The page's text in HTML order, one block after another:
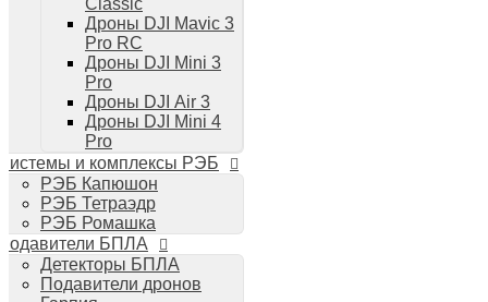
Аккумуляторы для дронов
Телевизоры
Телевизоры
Цифровая техника
Техника Apple
Телефоны iPhone
Планшеты iPad
Компьютеры Mac
Аудиотехника
Стайлеры для волос Dyson
Пылесосы Dyson
Аудио и видео DJI
Ручные камеры
Classic
Дроны DJI Mavic 3
Pro RC
Дроны DJI Mini 3
Pro
Дроны DJI Air 3
Дроны DJI Mini 4
Pro
и комплексы РЭБ
РЭБ Капюшон
РЭБ Тетраэдр
РЭБ Ромашка
БПЛА
Детекторы БПЛА
Подавители дронов